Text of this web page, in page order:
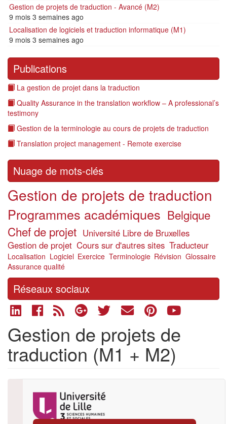
Gestion de projets de traduction - Avancé (M2)
9 mois 3 semaines ago
Localisation de logiciels et traduction informatique (M1)
9 mois 3 semaines ago
Publications
La gestion de projet dans la traduction
Quality Assurance in the translation workflow – A professional’s
testimony
Gestion de la terminologie au cours de projets de traduction
Translation project management - Remote exercise
Nuage de mots-clés
Gestion de projets de traduction
Programmes académiques Belgique
Chef de projet Université Libre de Bruxelles
Gestion de projet Cours sur d'autres sites Traducteur
Localisation Logiciel Exercice Terminologie Révision Glossaire
Assurance qualité
Réseaux sociaux
Gestion de projets de
traduction (M1 + M2)
Logo